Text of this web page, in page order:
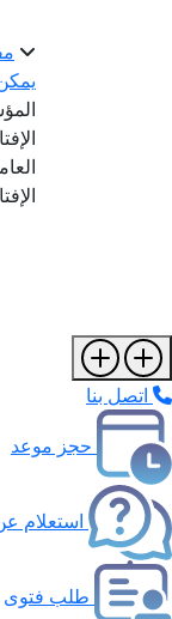
اتصل بنا
حجز موعد
استعلام
طلب فتوى